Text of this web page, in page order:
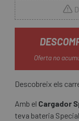
Oferta no
Descobreix els
Amb el Cargador
teva bateria